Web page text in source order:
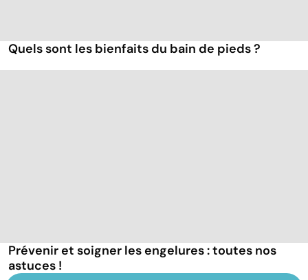
Quels sont les bienfaits du bain de pieds ?
Prévenir et soigner les engelures : toutes nos
astuces !